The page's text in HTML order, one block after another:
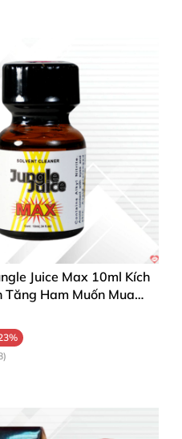
Juice Max 10ml Kích
Tăng Ham Muốn Mua